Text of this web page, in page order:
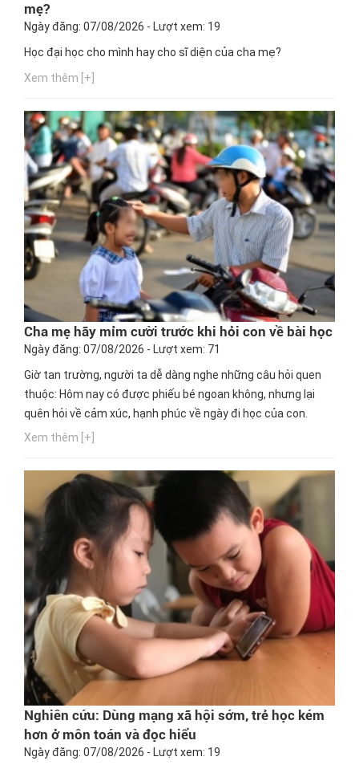
mẹ?
Ngày đăng: 07/08/2026 - Lượt xem: 19
Học đại học cho mình hay cho sĩ diện của cha mẹ?
Xem thêm [+]
Cha mẹ hãy mỉm cười trước khi hỏi con về bài học
Ngày đăng: 07/08/2026 - Lượt xem: 71
Giờ tan trường, người ta dễ dàng nghe những câu hỏi quen
thuộc: Hôm nay có được phiếu bé ngoan không, nhưng lại
quên hỏi về cảm xúc, hạnh phúc về ngày đi học của con.
Xem thêm [+]
Nghiên cứu: Dùng mạng xã hội sớm, trẻ học kém
hơn ở môn toán và đọc hiểu
Ngày đăng: 07/08/2026 - Lượt xem: 19